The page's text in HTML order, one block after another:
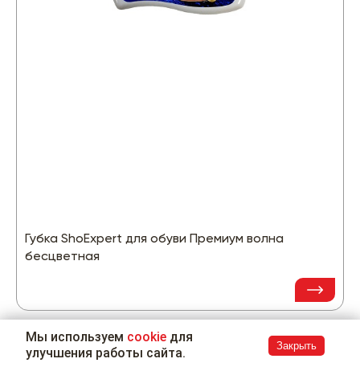
Губка ShoExpert для обуви Премиум волна
бесцветная
Мы используем cookie для
улучшения работы сайта.
Закрыть